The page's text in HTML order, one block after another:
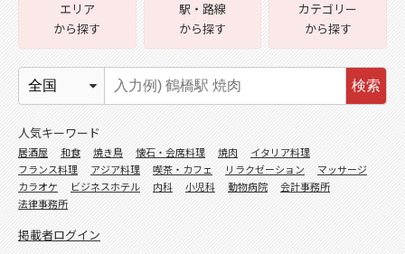
エリア
から探す
駅・路線
から探す
カテゴリー
から探す
検索
人気キーワード
居酒屋 和食 焼き鳥 懐石・会席料理 焼肉
イタリア料理
フランス料理
アジア料理 喫茶・カフェ リラクゼーション
マッサージ
カラオケ
ビジネスホテル 内科 小児科 動物病院
会計事務所
法律事務所
掲載者ログイン